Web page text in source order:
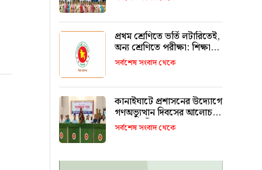
রাখবে : কয়েস লোদী
প্রথম শ্রেণিতে ভর্তি লটারিতেই,
অন্য শ্রেণিতে পরীক্ষা: শিক্ষা
মন্ত্রণালয়
সর্বশেষ সংবাদ থেকে
কানাইঘাটে প্রশাসনের উদ্যোগে
গণঅভ্যুত্থান দিবসের আলোচনা
সভা অনুষ্ঠিত
সর্বশেষ সংবাদ থেকে